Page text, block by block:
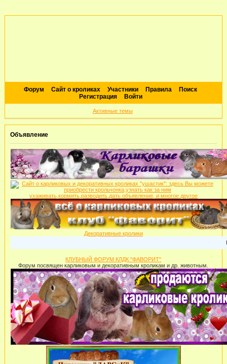
Форум Сайт о кроликах Участники Правила
Поиск
Регистрация
Войти
Активные темы
Объявление
Декоративные кролики
КЛУБНЫЙ ФОРУМ КЛДК "ФАВОРИТ"
Форум посвящен карликовым и декоративным кроликам и др. животным.